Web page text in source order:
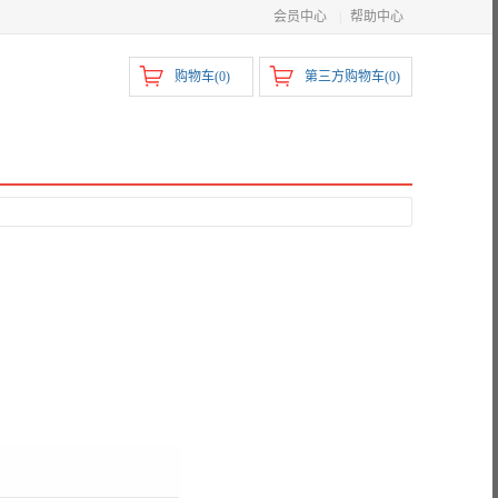
会员中心 帮助中心
第三方购物车(0)
购物车(0)